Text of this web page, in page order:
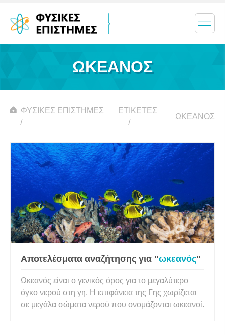
ΩΚΕΑΝΌΣ
ΦΥΣΙΚΈΣ ΕΠΙΣΤΉΜΕΣ ΕΤΙΚΈΤΕΣ
ΩΚΕΑΝΌΣ
Αποτελέσματα αναζήτησης για "ωκεανός"
Ωκεανός είναι ο γενικός όρος για το μεγαλύτερο
όγκο νερού στη γη. Η επιφάνεια της Γης χωρίζεται
σε μεγάλα σώματα νερού που ονομάζονται ωκεανοί.